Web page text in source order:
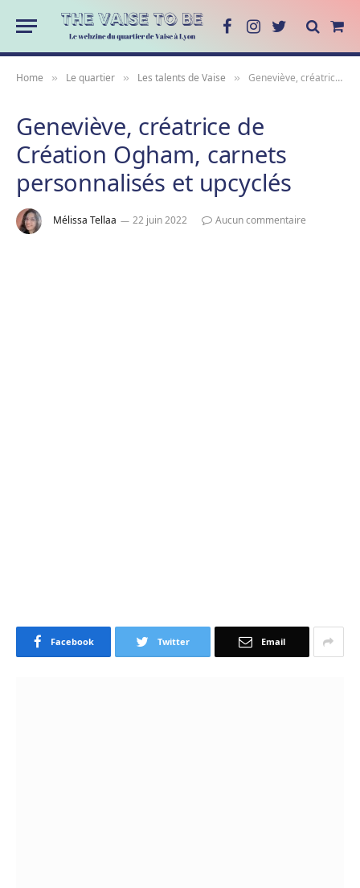
FacebookInstagram
Twitter
Cart
Home » Le quartier » Les talents de Vaise » Geneviève, créatrice de Création Ogham, carnets personnalisés et upcyclés
Geneviève, créatrice de
Création Ogham, carnets
personnalisés et upcyclés
Mélissa Tellaa 22 juin 2022 Aucun commentaire
Facebook Twitter Email